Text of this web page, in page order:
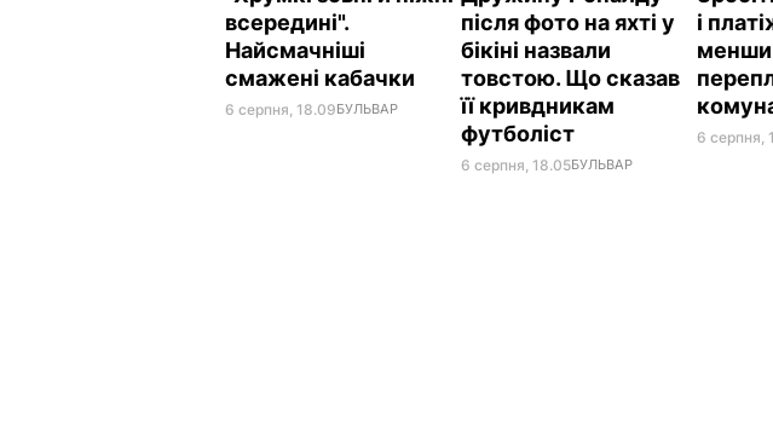
всередині".
Найсмачніші
смажені кабачки
6 серпня, 18.09БУЛЬВАР
після фото на яхті у
бікіні назвали
товстою. Що сказав
її кривдникам
футболіст
6 серпня, 18.05БУЛЬВАР
і
6 серпня,